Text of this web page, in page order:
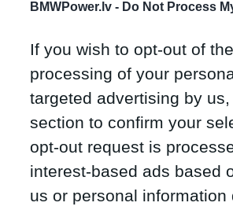
BMWPower.lv - Do Not Process
If you wish to opt-out of
processing of your
targeted advertising by
section to confirm your
opt-out request is
interest-based ads based
us or personal